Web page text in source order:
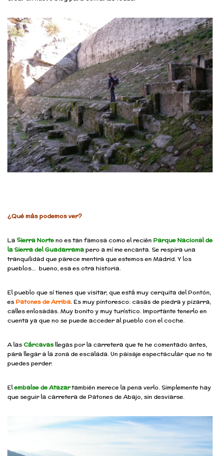
¿Qué más podemos ver?
La Sierra Norteno es tan famosa como el recién Parque Nacional de
la Sierra del Guadarramapero a mí me encanta. Se respira una
tranquilidad que parece mentira que estemos en Madrid. Y los
pueblos… bueno, esa es otra historia.
El pueblo que sí tienes que visitar, que está muy cerquita del Pontón,
esPatones de Arriba. Es muy pintoresco: casas de piedra y pizarra,
calles enlosadas. Muy bonito y muy turístico. Importante tenerlo en
cuenta ya que no se puede acceder al pueblo con el coche.
A lasCárcavasllegas por la carretera que te he comentado antes,
para llegar a la zona de escalada. Un paisaje espectacular que no te
puedes perder.
Elembalse de Atazartambién merece la pena verlo. Simplemente hay
que seguir la carretera de Patones de Abajo, sin desviarse.